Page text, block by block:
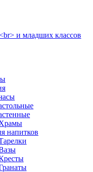
и младших классов
напитков